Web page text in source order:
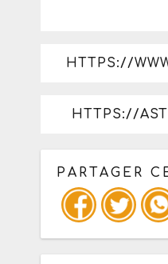
HTTPS://
HTTPS://
PARTAGER
Copiez les
: mail /